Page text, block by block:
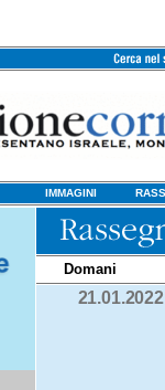
IMMAGINI
Domani
21.01.2022